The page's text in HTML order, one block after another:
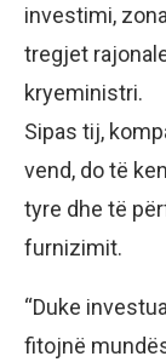
investimi,
tregjet
kryeministri.
Sipas tij,
vend, do të
tyre dhe të
furnizimit.
“Duke
fitojnë